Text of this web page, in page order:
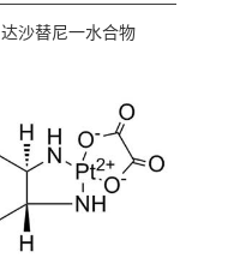
达沙替尼一水合物